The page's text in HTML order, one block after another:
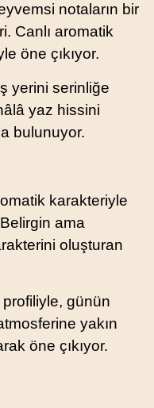
notaların bir
Canlı aromatik
öne çıkıyor.
yerini serinliğe
yaz hissini
bulunuyor.
karakteriyle
ama
oluşturan
profiliyle, günün
yakın
öne çıkıyor.